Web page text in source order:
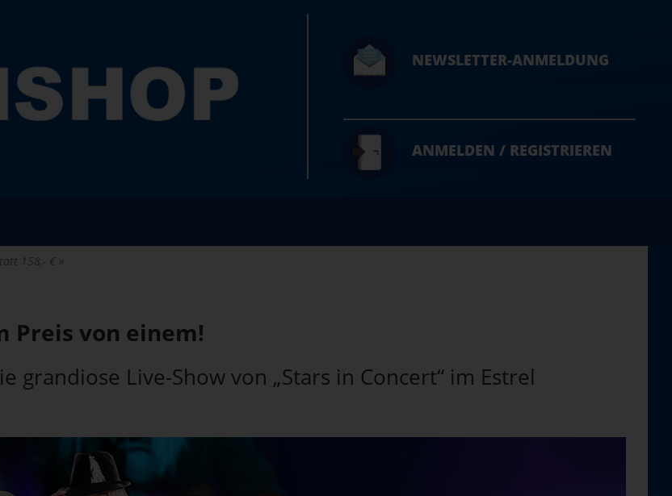
NEWSLETTER-ANMELDUNG
ANMELDEN / REGISTRIEREN
158,- €
Preis von einem!
grandiose Live-Show von „Stars in Concert“ im Estrel